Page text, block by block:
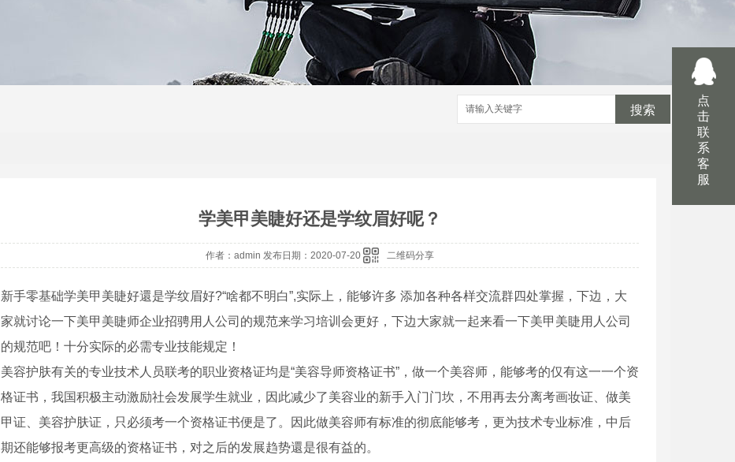
搜索
学美甲美睫好还是学纹眉好呢？
作者：admin 发布日期：2020-07-20 二维码分享
新手零基础学美甲美睫好還是学纹眉好?“啥都不明白”,实际上，能够许多 添加各种各样交流群四处掌握，下边，大
家就讨论一下美甲美睫师企业招骋用人公司的规范来学习培训会更好，下边大家就一起来看一下美甲美睫用人公司
的规范吧！十分实际的必需专业技能规定！
美容护肤有关的专业技术人员联考的职业资格证均是“美容导师资格证书”，做一个美容师，能够考的仅有这一一个资
格证书，我国积极主动激励社会发展学生就业，因此减少了美容业的新手入门门坎，不用再去分离考画妆证、做美
甲证、美容护肤证，只必须考一个资格证书便是了。因此做美容师有标准的彻底能够考，更为技术专业标准，中后
期还能够报考更高级的资格证书，对之后的发展趋势還是很有益的。
点
击
联
系
客
服